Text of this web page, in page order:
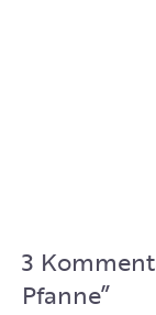
3
Pfanne”